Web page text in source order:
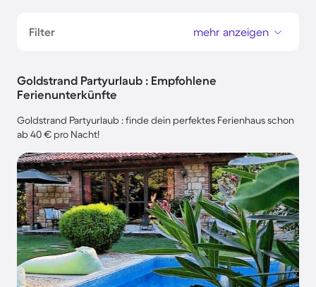
Filter mehr anzeigen
Goldstrand Partyurlaub : Empfohlene
Ferienunterkünfte
Goldstrand Partyurlaub : finde dein perfektes Ferienhaus schon
ab 40 € pro Nacht!